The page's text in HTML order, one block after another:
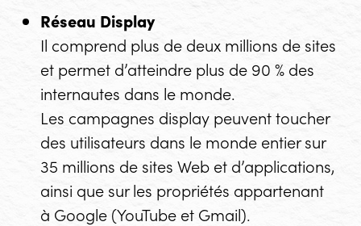
Réseau Display
Il comprend plus de deux millions de sites
et permet d’atteindre plus de 90 % des
internautes dans le monde.
Les campagnes display peuvent toucher
des utilisateurs dans le monde entier sur
35 millions de sites Web et d’applications,
ainsi que sur les propriétés appartenant
à Google (YouTube et Gmail).